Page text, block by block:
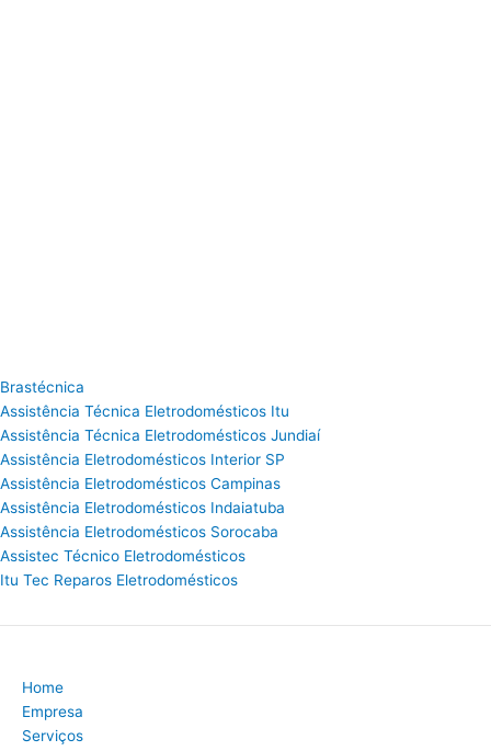
Brastécnica
Assistência Técnica Eletrodomésticos Itu
Assistência Técnica Eletrodomésticos Jundiaí
Assistência Eletrodomésticos Interior SP
Assistência Eletrodomésticos Campinas
Assistência Eletrodomésticos Indaiatuba
Assistência Eletrodomésticos Sorocaba
Assistec Técnico Eletrodomésticos
Itu Tec Reparos Eletrodomésticos
Home
Empresa
Serviços